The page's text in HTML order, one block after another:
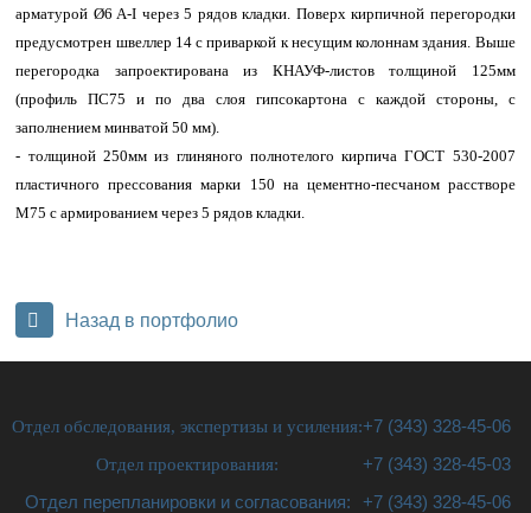
арматурой Ø6 A-I через 5 рядов кладки. Поверх кирпичной перегородки
предусмотрен швеллер 14 с приваркой к несущим колоннам здания. Выше
перегородка запроектирована из КНАУФ-листов толщиной 125мм
(профиль ПС75 и по два слоя гипсокартона с каждой стороны, с
заполнением минватой 50 мм).
- толщиной 250мм из глиняного полнотелого кирпича ГОСТ 530-2007
пластичного прессования марки 150 на цементно-песчаном расстворе
М75 с армированием через 5 рядов кладки.
Назад в портфолио
Отдел обследования, экспертизы и усиления:+7 (343) 328-45-06
Отдел проектирования:
+7 (343) 328-45-03
Отдел перепланировки и согласования:
+7 (343) 328-45-06